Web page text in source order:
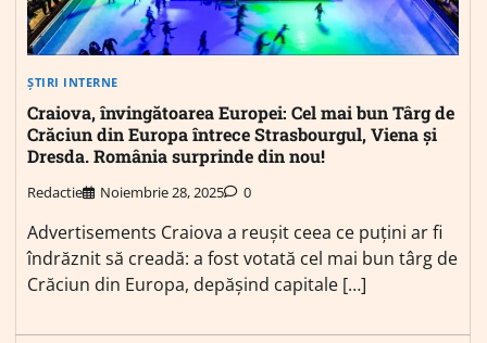
ȘTIRI INTERNE
Craiova, învingătoarea Europei: Cel mai bun Târg de
Crăciun din Europa întrece Strasbourgul, Viena și
Dresda. România surprinde din nou!
Redactie Noiembrie 28, 2025 0
Advertisements Craiova a reușit ceea ce puțini ar fi
îndrăznit să creadă: a fost votată cel mai bun târg de
Crăciun din Europa, depășind capitale […]